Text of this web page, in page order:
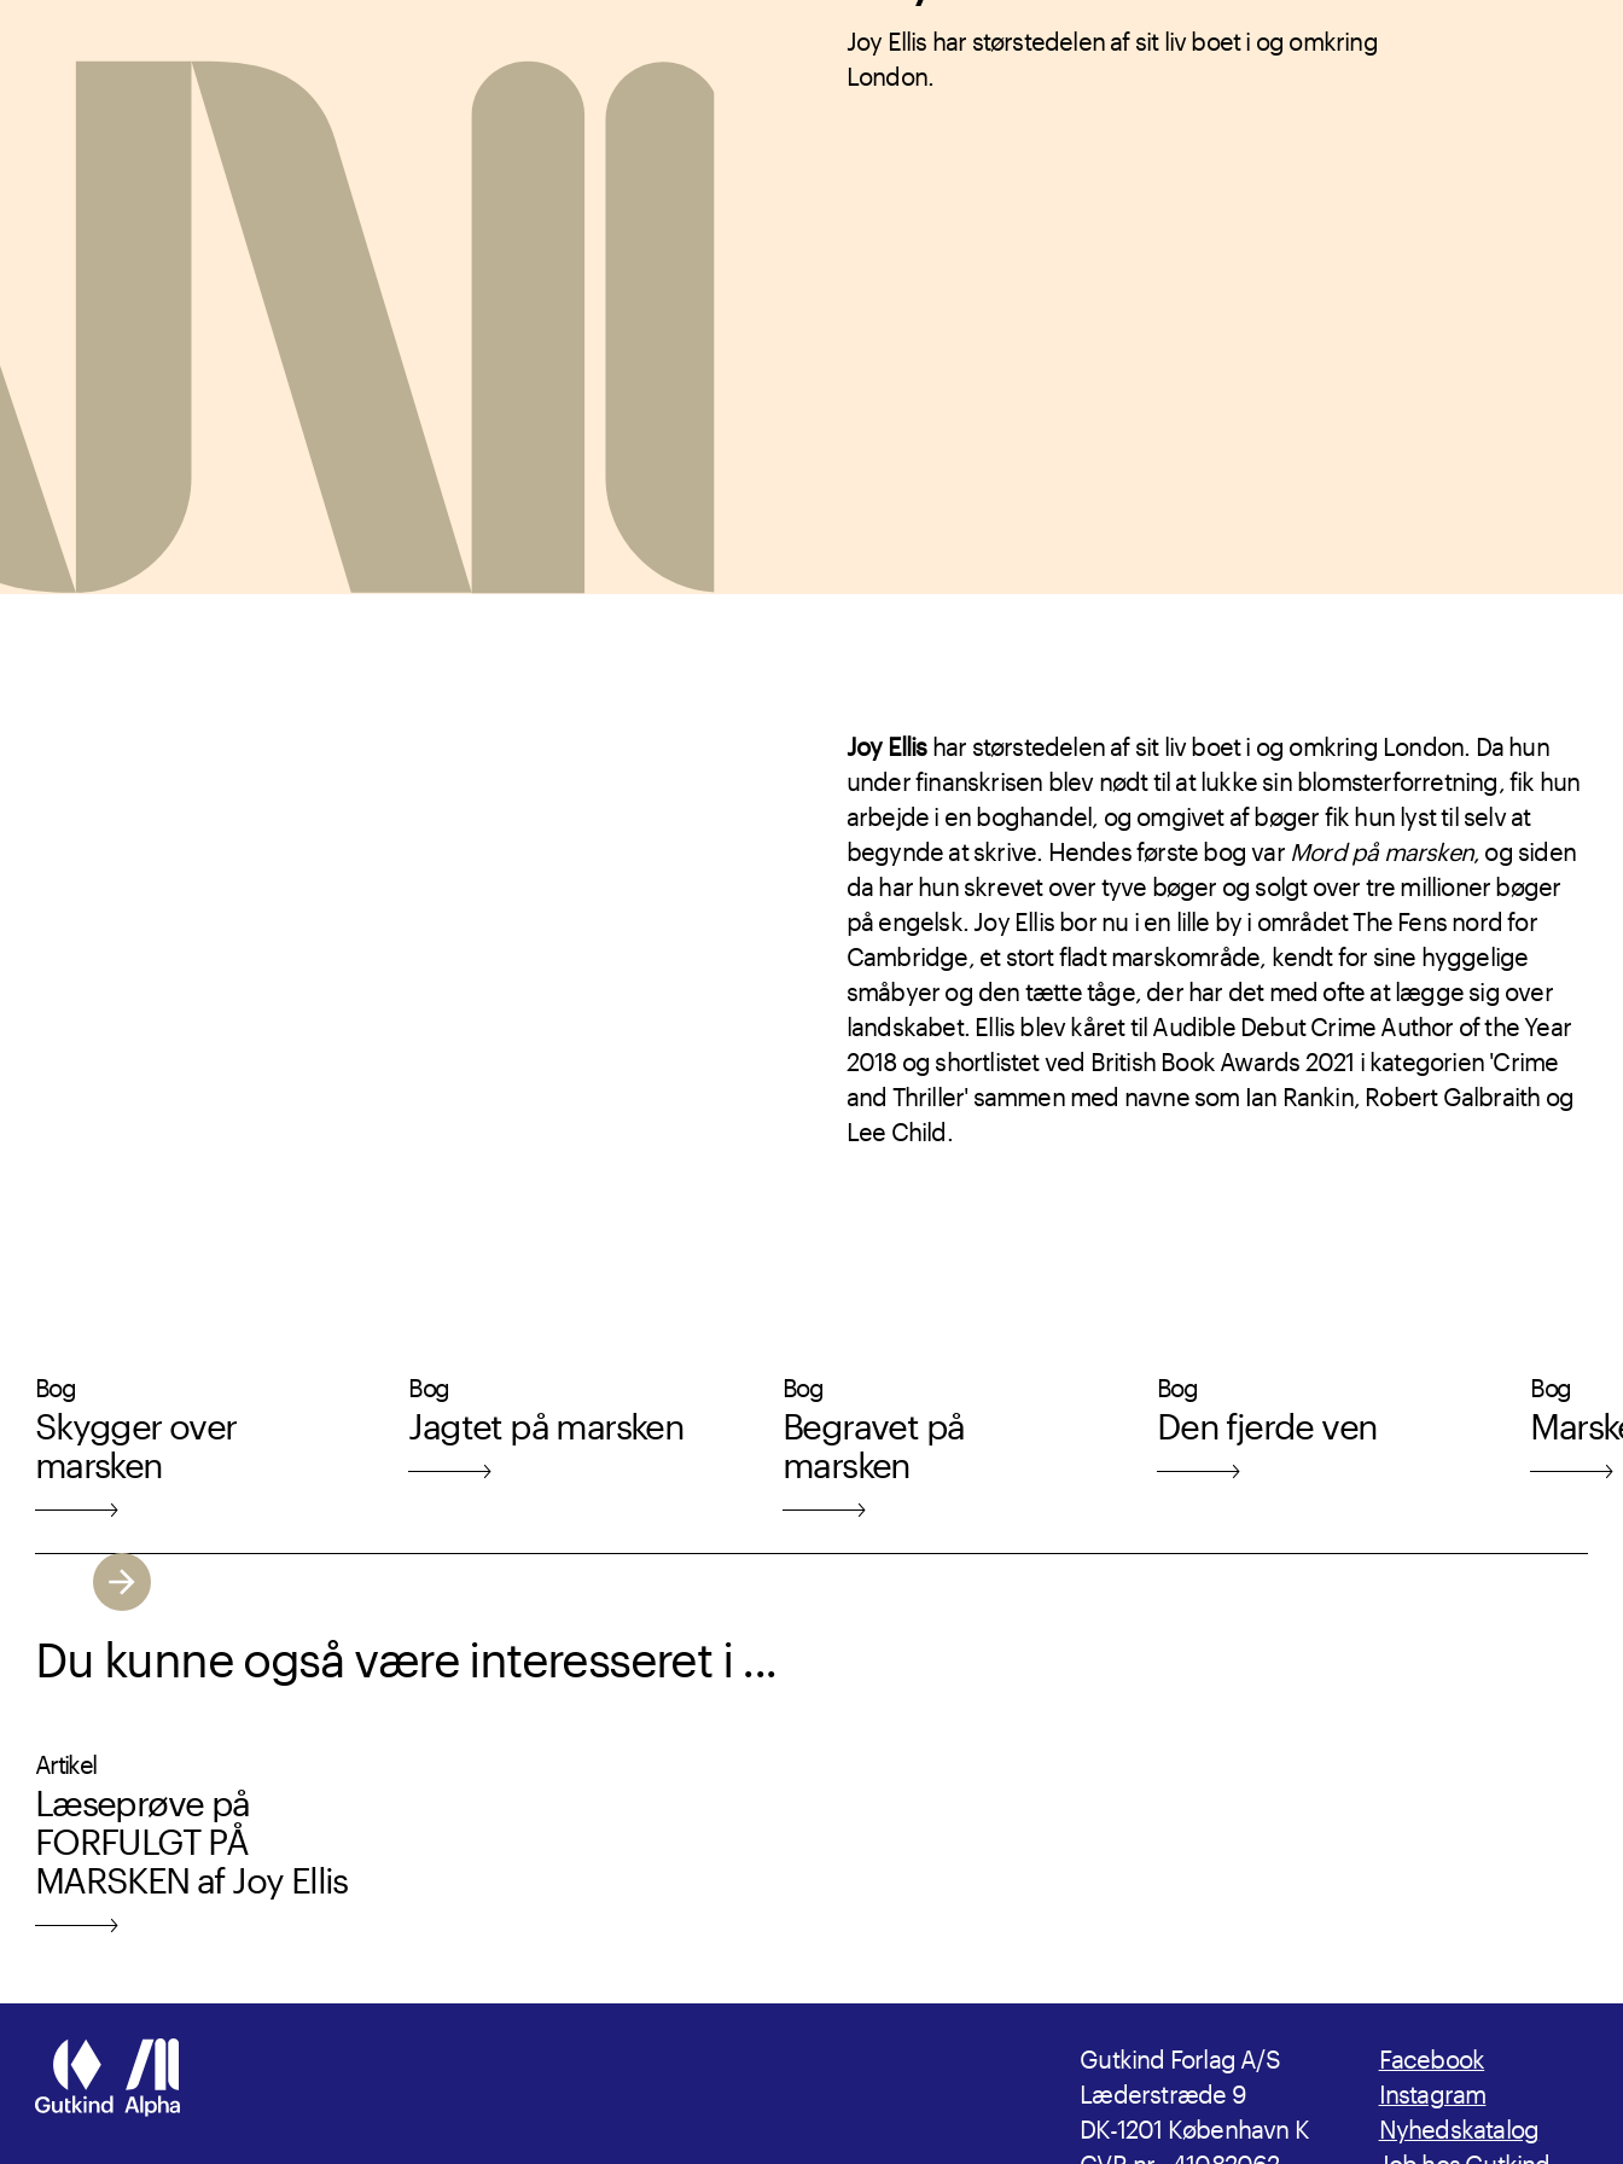
Joy Ellis har størstedelen af sit liv boet i og omkring
London.
Joy Ellishar størstedelen af sit liv boet i og omkring London. Da hun
under finanskrisen blev nødt til at lukke sin blomsterforretning, fik hun
arbejde i en boghandel, og omgivet af bøger fik hun lyst til selv at
begynde at skrive. Hendes første bog varMord på marsken, og siden
da har hun skrevet over tyve bøger og solgt over tre millioner bøger
på engelsk. Joy Ellis bor nu i en lille by i området The Fens nord for
Cambridge, et stort fladt marskområde, kendt for sine hyggelige
småbyer og den tætte tåge, der har det med ofte at lægge sig over
landskabet. Ellis blev kåret til Audible Debut Crime Author of the Year
2018 og shortlistet ved British Book Awards 2021 i kategorien 'Crime
and Thriller' sammen med navne som Ian Rankin, Robert Galbraith og
Lee Child.
Bog
Skygger over
marsken
Bog
Jagtet på marsken
Bog
Begravet på
marsken
Bog
Den fjerde ven
Bog
Du kunne også være interesseret i ...
Artikel
Læseprøve på
FORFULGT PÅ
MARSKEN af Joy Ellis
Gutkind Forlag A/S
Læderstræde 9
DK-1201 København K
Facebook
Instagram
Nyhedskatalog